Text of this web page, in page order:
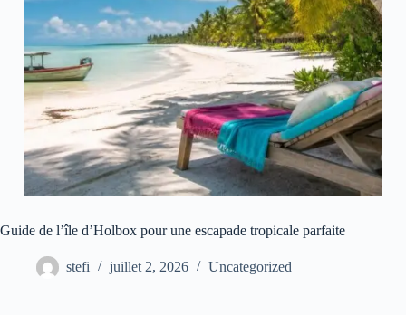
Guide de l’île d’Holbox pour une escapade tropicale parfaite
stefi juillet 2, 2026 Uncategorized